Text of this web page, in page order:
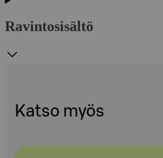
Ravintosisältö
Katso myös